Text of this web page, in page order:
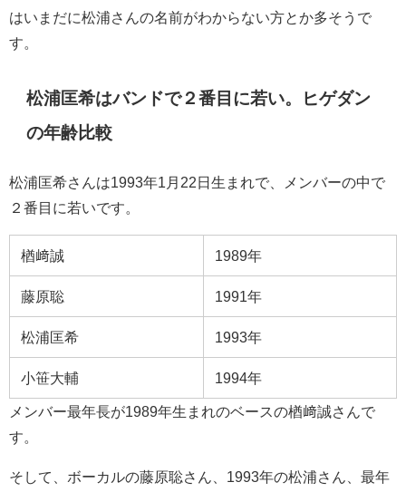
はいまだに松浦さんの名前がわからない方とか多そうで
す。
松浦匡希はバンドで２番目に若い。ヒゲダン
の年齢比較
松浦匡希さんは1993年1月22日生まれで、メンバーの中で
２番目に若いです。
楢﨑誠 1989年
藤原聡 1991年
松浦匡希 1993年
小笹大輔 1994年
メンバー最年長が1989年生まれのベースの楢﨑誠さんで
す。
そして、ボーカルの藤原聡さん、1993年の松浦さん、最年